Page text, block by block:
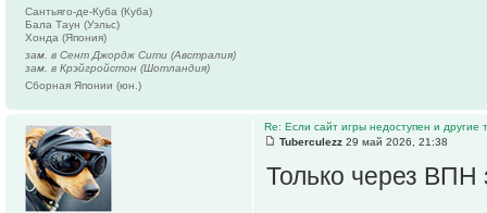
Сантьяго-де-Куба (Куба)
Бала Таун (Уэльс)
Хонда (Япония)
зам. в Сент Джордж Сити (Австралия)
зам. в Крэйгройстон (Шотландия)
Сборная Японии (юн.)
Re: Если сайт игры недоступен и другие
Tuberculezz 29 май 2026, 21:38
Только через ВПН